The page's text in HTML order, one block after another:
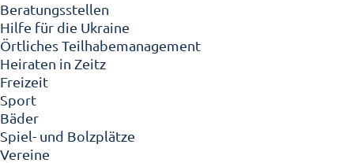
Beratungsstellen
Hilfe für die Ukraine
Örtliches Teilhabemanagement
Heiraten in Zeitz
Freizeit
Sport
Bäder
Spiel- und Bolzplätze
Vereine